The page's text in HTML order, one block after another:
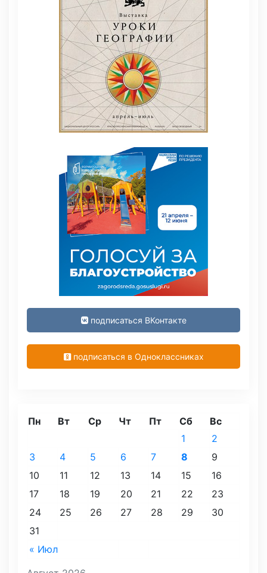
подписаться ВКонтакте
подписаться в Одноклассниках
Пн Вт Ср Чт Пт Сб Вс
« Июл
1
2
3
4 5 6 7 8
9
10
11 12 13 14 15
16
17
18 19 20 21 22
23
24
25 26 27 28 29
30
31